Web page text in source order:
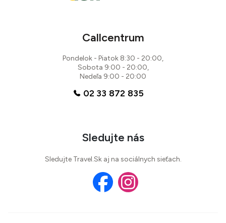
Callcentrum
Pondelok - Piatok 8:30 - 20:00,
Sobota 9:00 - 20:00,
Nedeľa 9:00 - 20:00
02 33 872 835
Sledujte nás
Sledujte Travel.Sk aj na sociálnych sieťach.